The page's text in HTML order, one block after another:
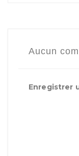
Aucun
Enregistrer